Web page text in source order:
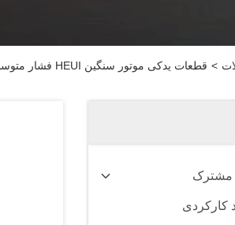
> قطعات یدکی موتور سنگین HEUI فشار متوسط C9 نوز
مشترک
کارکردی